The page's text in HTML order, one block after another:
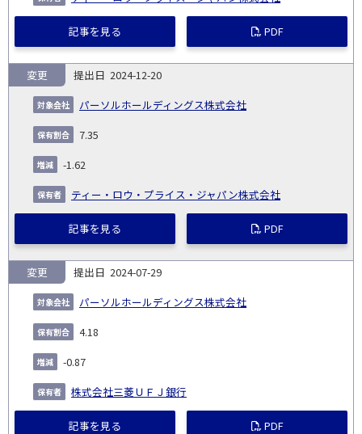
記事を見る PDF
2024-12-20
パーソルホールディングス株式会社
変更
7.35
-1.62
ティー・ロウ・プライス・ジャパン株式会社
記事を見る PDF
2024-07-29
パーソルホールディングス株式会社
変更
4.18
-0.87
株式会社三菱ＵＦＪ銀行
記事を見る PDF